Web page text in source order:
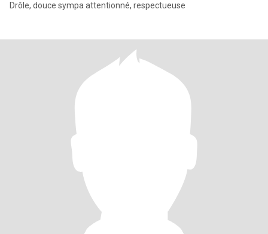
Drôle, douce sympa attentionné, respectueuse